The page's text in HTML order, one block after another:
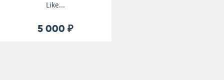
Like...
5 000 ₽